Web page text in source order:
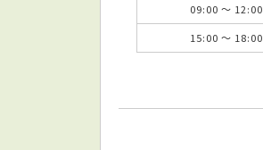
09:00 ～ 12:00
15:00 ～ 18:00